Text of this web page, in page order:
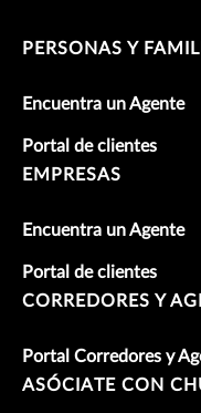
PERSONAS Y
Encuentra un Agente
Portal de clientes
EMPRESAS
Encuentra un Agente
Portal de clientes
CORREDORES Y
Portal Corredores y
ASÓCIATE CON